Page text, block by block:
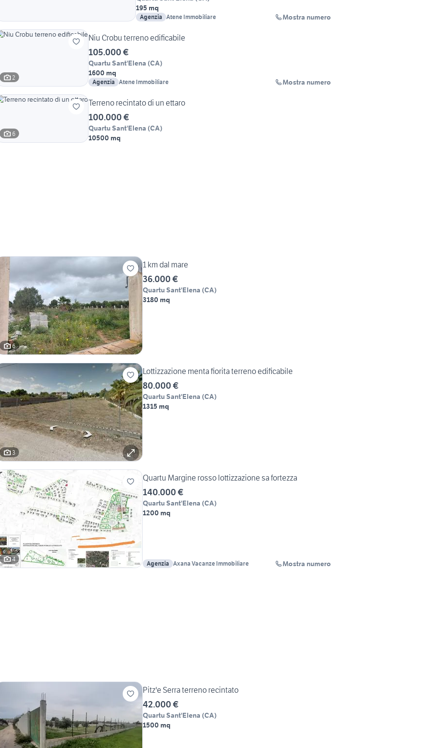
195 mq
Agenzia Atene Immobiliare Mostra numero
2
Niu Crobu terreno edificabile
105.000 €
Quartu Sant'Elena (CA)
1600 mq
Agenzia Atene Immobiliare Mostra numero
6
Terreno recintato di un ettaro
100.000 €
Quartu Sant'Elena (CA)
10500 mq
6
1 km dal mare
36.000 €
Quartu Sant'Elena (CA)
3180 mq
3
Lottizzazione menta fiorita terreno edificabile
80.000 €
Quartu Sant'Elena (CA)
1315 mq
4
Quartu Margine rosso lottizzazione sa fortezza
140.000 €
Quartu Sant'Elena (CA)
1200 mq
Agenzia Axana Vacanze Immobiliare Mostra numero
Pitz'e Serra terreno recintato
42.000 €
Quartu Sant'Elena (CA)
1500 mq